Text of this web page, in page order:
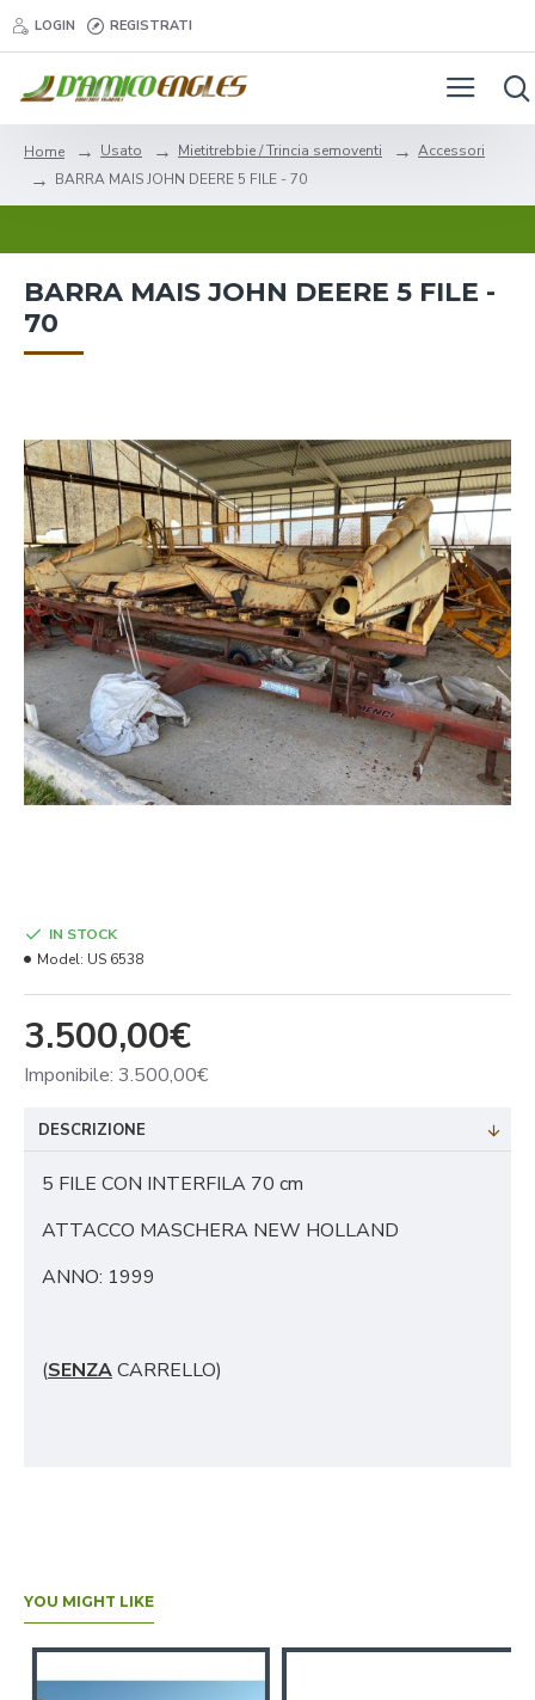
LOGIN REGISTRATI
Home Usato Mietitrebbie / Trincia semoventi
Accessori
BARRA MAIS JOHN DEERE 5 FILE - 70
BARRA MAIS JOHN DEERE 5 FILE -
70
3.500,00€
Imponibile: 3.500,00€
IN STOCK
Model: US 6538
DESCRIZIONE
5 FILE CON INTERFILA 70 cm
ATTACCO MASCHERA NEW HOLLAND
ANNO: 1999
(SENZACARRELLO)
YOU MIGHT LIKE